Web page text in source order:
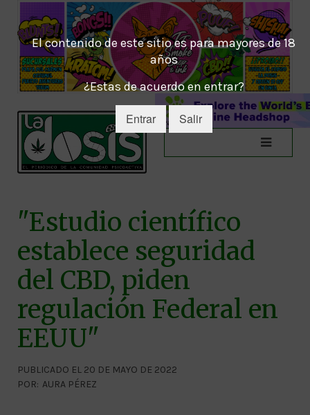
El contenido de este sitio es para mayores de 18
años
¿Estas de acuerdo en entrar?
Entrar Salir
"Estudio científico
establece seguridad
del CBD, piden
regulación Federal en
EEUU"
PUBLICADO EL 20 DE MAYO DE 2022
POR: AURA PÉREZ